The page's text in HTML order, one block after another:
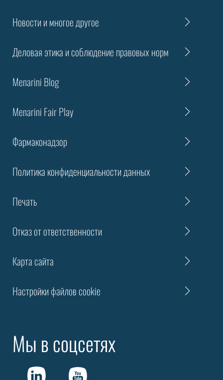
Новости и многое другое
Деловая этика и соблюдение правовых норм
Menarini Blog
Menarini Fair Play
Фармаконадзор
Политика конфиденциальности данных
Печать
Отказ от ответственности
Карта сайта
Настройки файлов cookie
Мы в соцсетях